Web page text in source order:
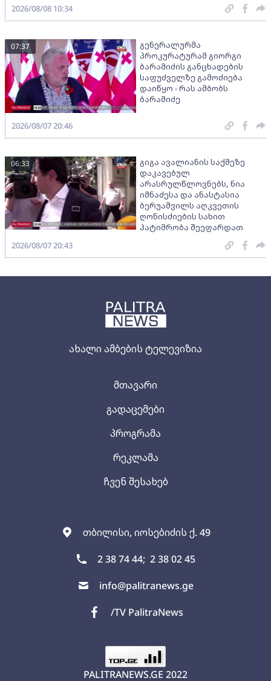
ახალი ამბების ტელევიზია
თბილისი, იოსებიძის ქ. 49
2 38 74 44; 2 38 02 45
info@palitranews.ge
/TV PalitraNews
მთავარი
გადაცემები
პროგრამა
რეკლამა
ჩვენ შესახებ
PALITRANEWS.GE 2022
2026/08/08 10:34
გენერალურმა
პროკურატურამ გიორგი
ბარამიძის განცხადების
საფუძველზე გამოძიება
დაიწყო - რას ამბობს
ბარამიძე
07:37
2026/08/07 20:46
გიგა ავალიანის საქმეზე
დაკავებულ
არასრულწლოვნებს, ნია
იმნაძესა და ანასტასია
ბერუაშვილს აღკვეთის
ღონისძიების სახით
პატიმრობა შეეფარდათ
06:33
2026/08/07 20:43